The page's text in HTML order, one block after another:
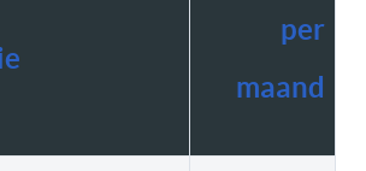
per
maand